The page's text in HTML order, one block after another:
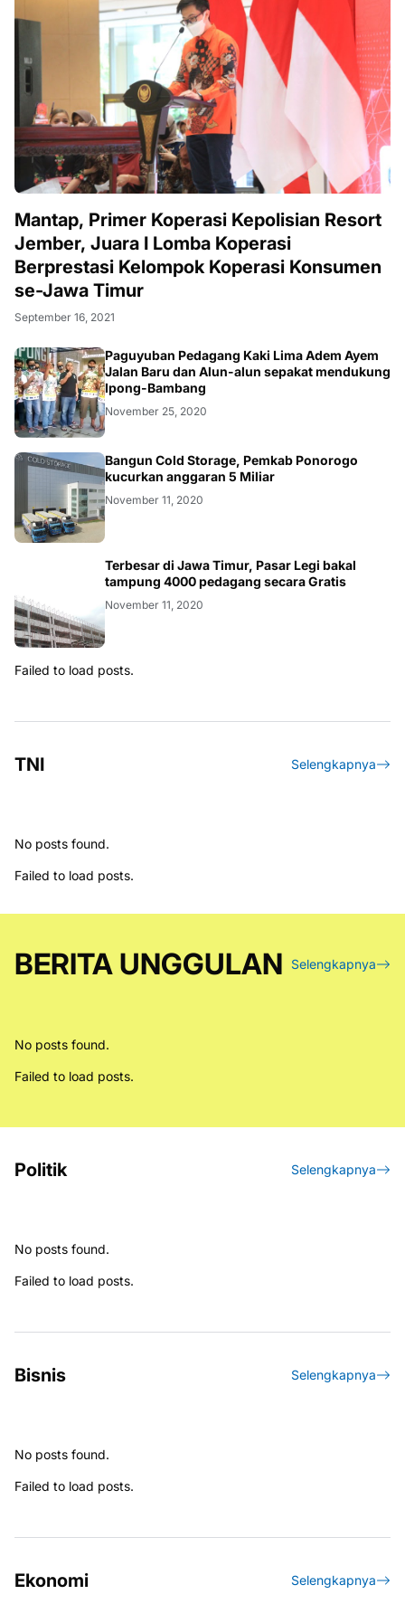
Mantap, Primer Koperasi Kepolisian Resort
Jember, Juara I Lomba Koperasi
Berprestasi Kelompok Koperasi Konsumen
se-Jawa Timur
September 16, 2021
Paguyuban Pedagang Kaki Lima Adem Ayem
Jalan Baru dan Alun-alun sepakat mendukung
Ipong-Bambang
November 25, 2020
Bangun Cold Storage, Pemkab Ponorogo
kucurkan anggaran 5 Miliar
November 11, 2020
Terbesar di Jawa Timur, Pasar Legi bakal
tampung 4000 pedagang secara Gratis
November 11, 2020
Failed to load posts.
TNI Selengkapnya
No posts found.
Failed to load posts.
BERITA UNGGULAN Selengkapnya
No posts found.
Failed to load posts.
Politik Selengkapnya
No posts found.
Failed to load posts.
Bisnis Selengkapnya
No posts found.
Failed to load posts.
Ekonomi Selengkapnya